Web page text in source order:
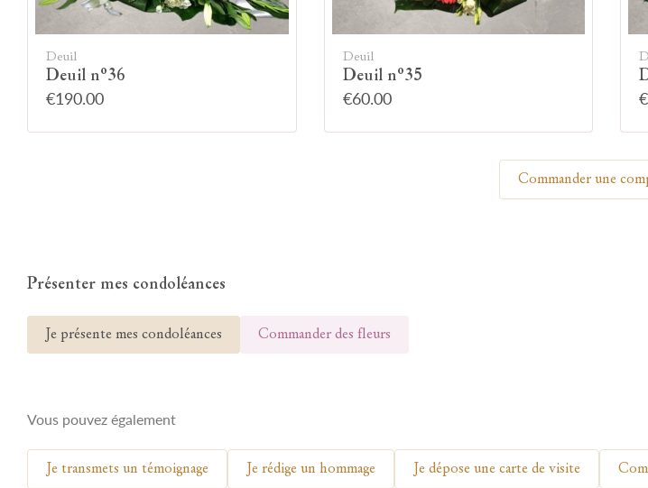
Allumez
Montrez votre soutien à la
symboliquement
Deuil
Deuil n°36
€190.00
Deuil
Deuil n°35
€60.00
Commander une
Présenter mes condoléances
Je présente mes condoléances Commander des fleurs
Vous pouvez également
Je transmets un témoignage Je rédige un hommage Je dépose une carte de visite